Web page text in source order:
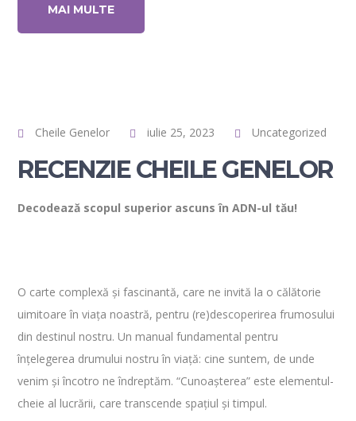
MAI MULTE
Cheile Genelor iulie 25, 2023 Uncategorized
RECENZIE CHEILE GENELOR
Decodează scopul superior ascuns în ADN-ul tău!
O carte complexă și fascinantă, care ne invită la o călătorie
uimitoare în viața noastră, pentru (re)descoperirea frumosului
din destinul nostru. Un manual fundamental pentru
înțelegerea drumului nostru în viață: cine suntem, de unde
venim și încotro ne îndreptăm. “Cunoașterea” este elementul-
cheie al lucrării, care transcende spațiul și timpul.